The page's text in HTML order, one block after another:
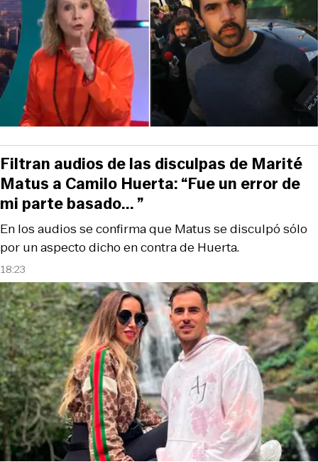
18:23
En los audios se confirma que Matus se disculpó sólo
por un aspecto dicho en contra de Huerta.
Filtran audios de las disculpas de Marité
Matus a Camilo Huerta: “Fue un error de
mi parte basado... ”